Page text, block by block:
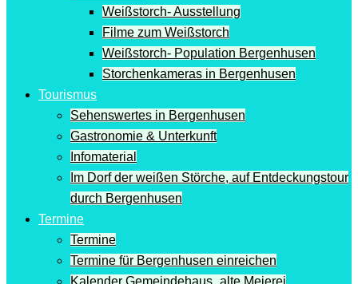
Weißstorch- Ausstellung
Filme zum Weißstorch
Weißstorch- Population Bergenhusen
Storchenkameras in Bergenhusen
Tourismus
Sehenswertes in Bergenhusen
Gastronomie & Unterkunft
Infomaterial
Im Dorf der weißen Störche, auf Entdeckungstour
durch Bergenhusen
Termine
Termine
Termine für Bergenhusen einreichen
Kalender Gemeindehaus „alte Meierei